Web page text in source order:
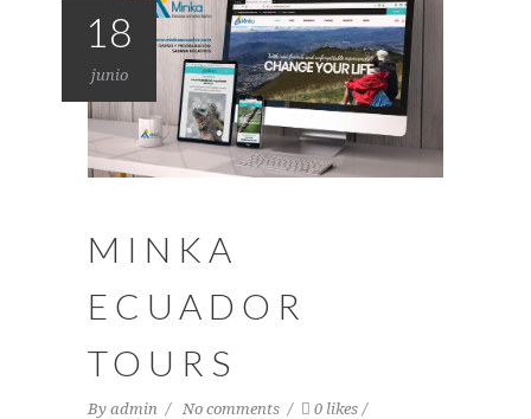
18
junio
MINKA
ECUADOR
TOURS
By admin No comments 0 likes